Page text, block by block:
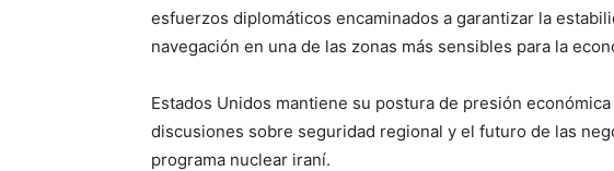
esfuerzos diplomáticos encaminados a garantizar la
navegación en una de las zonas más sensibles para la
Estados Unidos mantiene su postura de presión
discusiones sobre seguridad regional y el futuro de las
programa nuclear iraní.